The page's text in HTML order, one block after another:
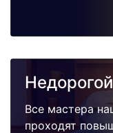
Все мастера
проходят